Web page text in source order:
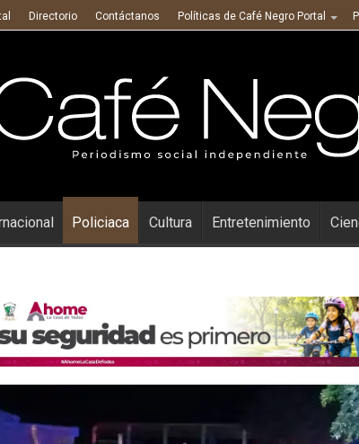
Directorio Contáctanos Políticas de Café Negro Portal
Policiaca Cultura Entretenimiento